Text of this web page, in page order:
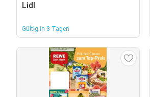
Lidl
Gültig in 3 Tagen